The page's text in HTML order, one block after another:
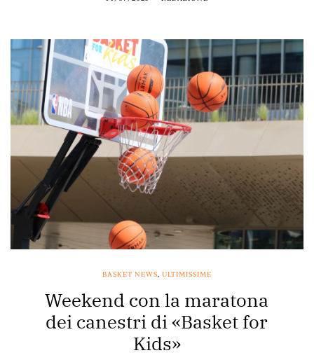
BASKET NEWS ULTIMISSIME
Weekend con la maratona
dei canestri di «Basket for
Kids»